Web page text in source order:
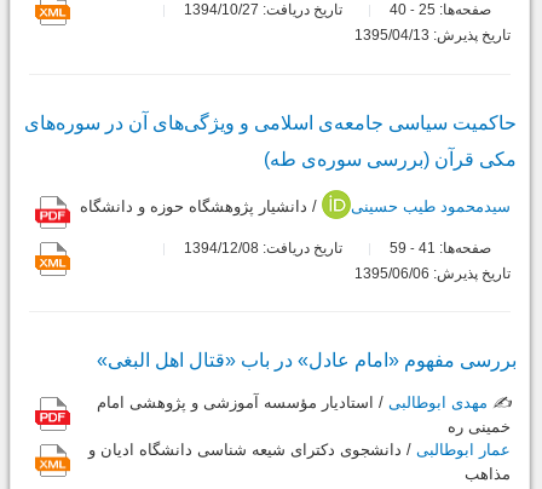
صفحه‌ها: 25
-
تاریخ دریافت: 1394/10/27
تاریخ پذیرش: 1395/04/13
حاکمیت سیاسی جامعه‌ی اسلامی و ویژگی‌های آن در سوره‌های
مکی قرآن (بررسی سوره‌ی طه)
سیدمحمود طیب حسینی / دانشیار پژوهشگاه حوزه و دانشگاه
صفحه‌ها: 41
-
تاریخ دریافت: 1394/12/08
تاریخ پذیرش: 1395/06/06
بررسی مفهوم «امام عادل» در باب «قتال اهل البغی»
✍️ مهدی ابوطالبی / استادیار مؤسسه آموزشی و پژوهشی امام
خمینی ره
عمار ابوطالبی / دانشجوی دکترای شیعه شناسی دانشگاه ادیان و
مذاهب